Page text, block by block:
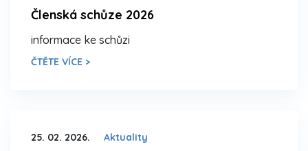
Členská schůze 2026
informace ke schůzi
ČTĚTE VÍCE >
25. 02. 2026. Aktuality